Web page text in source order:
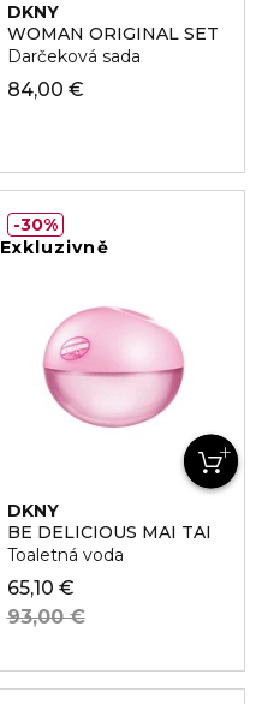
LATTE
DKNY
WOMAN ORIGINAL SET
Darčeková sada
84,00 €
Exkluzivně
DKNY
BE DELICIOUS MAI TAI
Toaletná voda
65,10 €
93,00 €
30%